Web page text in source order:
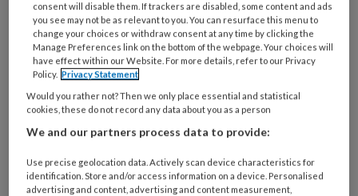
REGISTREREN
Wil je dit artikel lezen?
Maak gratis een account aan en lees 2
artikelen gratis per maand
Al een account of abonnement?Log dan in
consent will disable them. If trackers are disabled, some content and ads
you see may not be as relevant to you. You can resurface this menu to
change your choices or withdraw consent at any time by clicking the
Manage Preferences link on the bottom of the webpage. Your choices will
have effect within our Website. For more details, refer to our Privacy
Policy. Privacy Statement
Would you rather not? Then we only place essential and statistical
cookies, these do not record any data about you as a person
We and our partners process data to provide:
Use precise geolocation data. Actively scan device characteristics for
identification. Store and/or access information on a device. Personalised
advertising and content, advertising and content measurement,